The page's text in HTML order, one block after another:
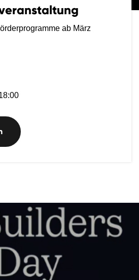
ab März